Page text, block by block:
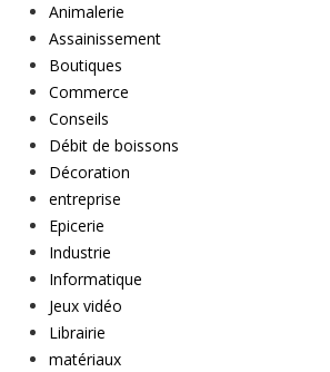
Animalerie
Assainissement
Boutiques
Commerce
Conseils
Débit de boissons
Décoration
entreprise
Epicerie
Industrie
Informatique
Jeux vidéo
Librairie
matériaux